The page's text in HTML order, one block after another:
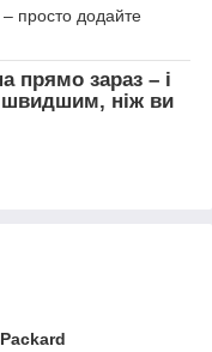
просто додайте
прямо зараз – і
швидшим, ніж ви